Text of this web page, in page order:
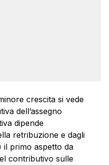
crescita si vede
dell’assegno
dipende
retribuzione e dagli
il primo aspetto da
contributivo sulle